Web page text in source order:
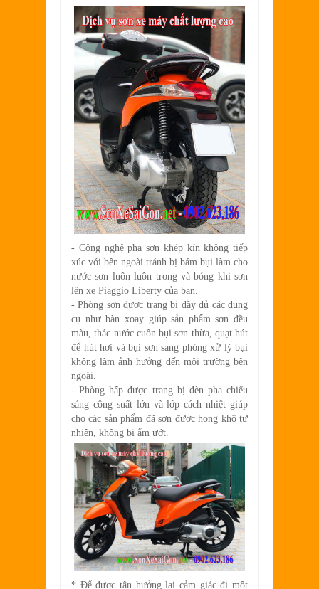
- Công nghệ pha sơn khép kín không tiếp
xúc với bên ngoài tránh bị bám bụi làm cho
nước sơn luôn luôn trong và bóng khi sơn
lên xe Piaggio Liberty của bạn.
- Phòng sơn được trang bị đầy đủ các dụng
cụ như bàn xoay giúp sản phẩm sơn đều
màu, thác nước cuốn bụi sơn thừa, quạt hút
để hút hơi và bụi sơn sang phòng xử lý bụi
không làm ảnh hưởng đến môi trường bên
ngoài.
- Phòng hấp được trang bị đèn pha chiếu
sáng công suất lớn và lớp cách nhiệt giúp
cho các sản phẩm đã sơn được hong khô tự
nhiên, không bị ẩm ướt.
* Để được tận hưởng lại cảm giác đi một